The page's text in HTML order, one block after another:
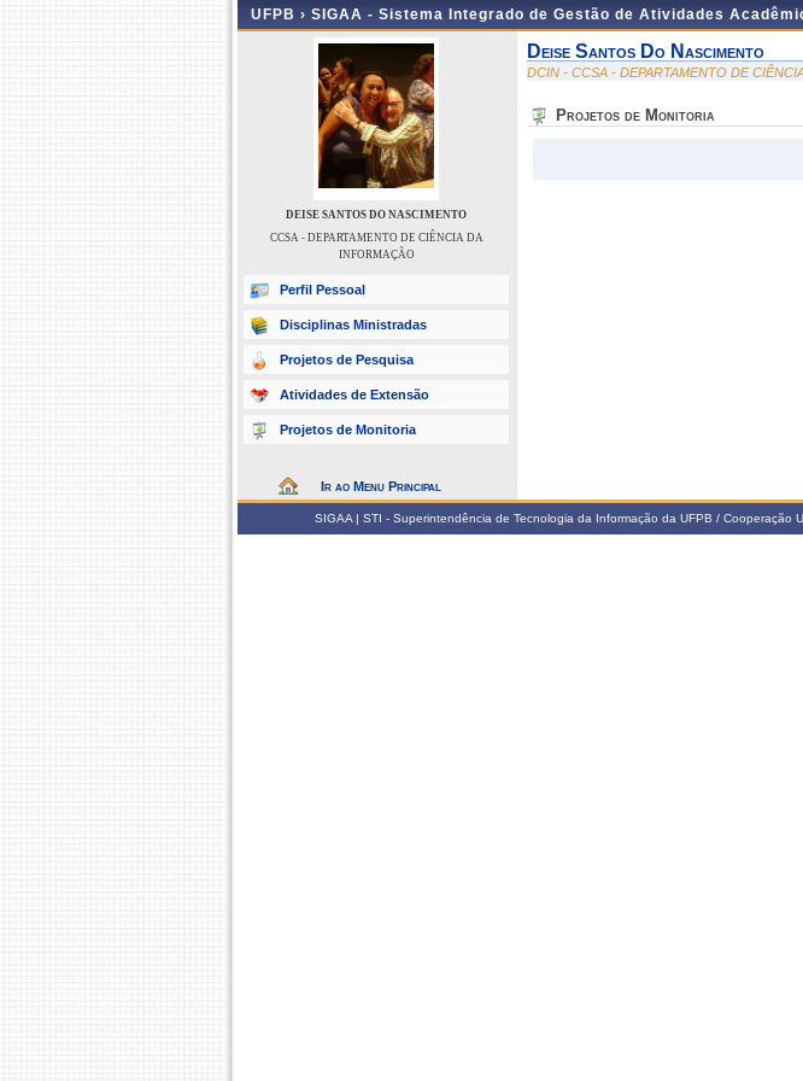
UFPB › SIGAA - Sistema Integrado de Gestão de Atividades
DEISE SANTOS DO NASCIMENTO
CCSA - DEPARTAMENTO DE CIÊNCIA DA
INFORMAÇÃO
Perfil Pessoal
Disciplinas Ministradas
Projetos de Pesquisa
Atividades de Extensão
Projetos de Monitoria
Ir ao Menu Principal
Deise Santos Do Nascimento
DCIN - CCSA - DEPARTAMENTO DE
Projetos de Monitoria
SIGAA | STI - Superintendência de Tecnologia da Informação da UFPB /